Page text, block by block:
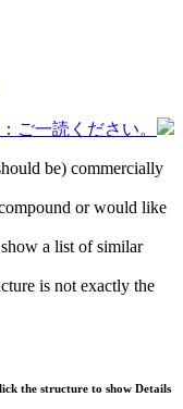
ご一読ください。
be) commercially
or would like
a list of similar
is not exactly the
the structure to show Details